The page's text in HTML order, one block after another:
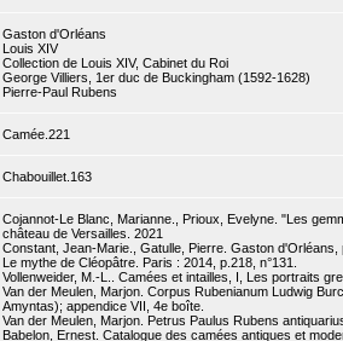
Gaston d'Orléans
Louis XIV
Collection de Louis XIV, Cabinet du Roi
George Villiers, 1er duc de Buckingham (1592-1628)
Pierre-Paul Rubens
Camée.221
Chabouillet.163
Cojannot-Le Blanc, Marianne., Prioux, Evelyne. "Les
château de Versailles. 2021
Constant, Jean-Marie., Gatulle, Pierre. Gaston
Le mythe de Cléopâtre. Paris : 2014, p.218, n°131.
Vollenweider, M.-L.. Camées et intailles, I, Les portraits
Van der Meulen, Marjon. Corpus Rubenianum Ludwig
Amyntas); appendice VII, 4e boîte.
Van der Meulen, Marjon. Petrus Paulus Rubens
Babelon, Ernest. Catalogue des camées antiques et